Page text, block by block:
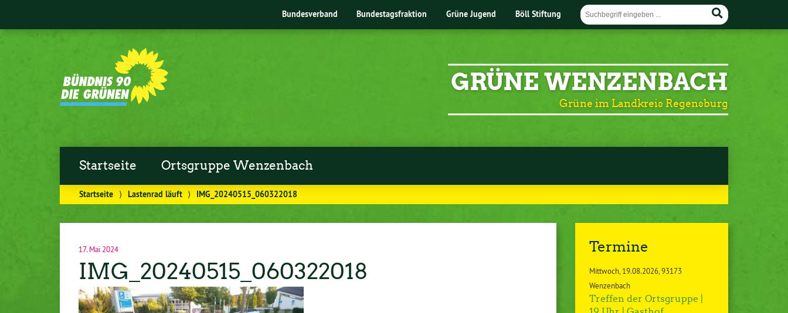
Bundesverband Bundestagsfraktion Grüne Jugend Böll Stiftung
GRÜNE WENZENBACH
Grüne im Landkreis Regensburg
Startseite Ortsgruppe Wenzenbach
Startseite ⟩ Lastenrad läuft ⟩ IMG_20240515_060322018
17. Mai 2024
IMG_20240515_060322018
Termine
Mittwoch 19.08.2026 93173
Wenzenbach
Treffen der Ortsgruppe |